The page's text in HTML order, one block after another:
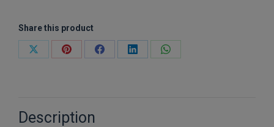
Share this product
PartagerPartagerPartagerPartagerPartager
Description